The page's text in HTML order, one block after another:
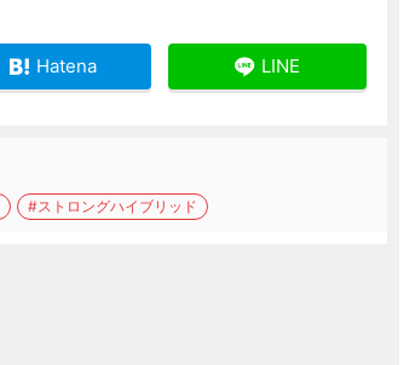
Hatena LINE
#ストロングハイブリッド